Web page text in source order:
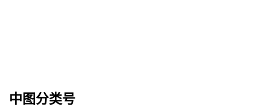
中图分类号